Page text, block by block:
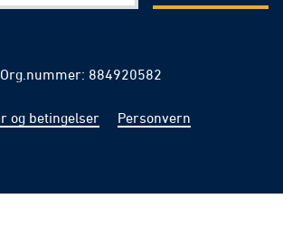
Org.nummer: 884920582
og betingelser Personvern